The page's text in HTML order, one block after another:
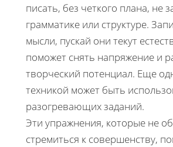
писать, без четкого плана, не
грамматике или структуре.
мысли, пускай они текут
поможет снять напряжение и
творческий потенциал. Еще
техникой может быть
разогревающих заданий.
Эти упражнения, которые не
стремиться к совершенству,